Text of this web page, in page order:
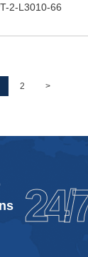
2-L3010-66
2 >
24/